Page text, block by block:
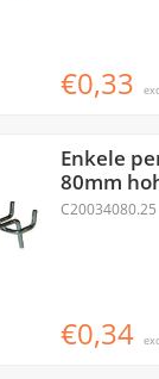
€0,33
Enkele
80mm
C20034080.25
€0,34